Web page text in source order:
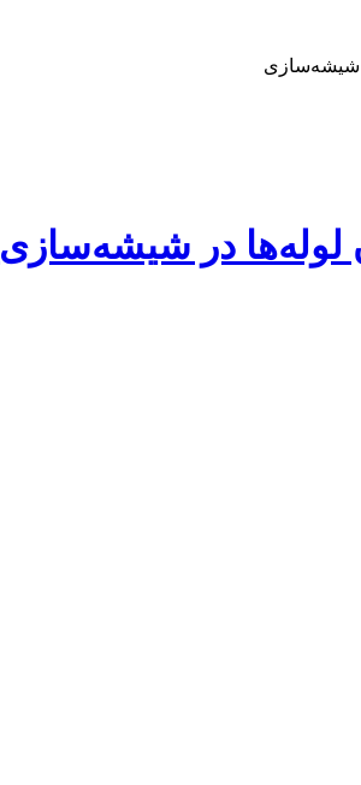
شیشه‌سازی
لوله‌ها در شیشه‌سازی